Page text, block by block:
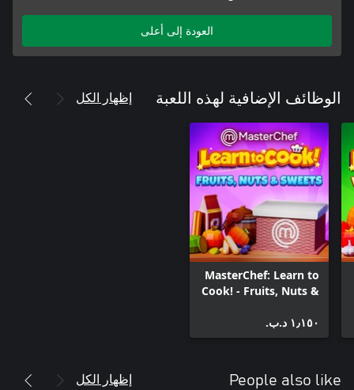
العودة إلى أعلى
الوظائف الإضافية لهذه اللعبة إظهار الكل
MasterChef: Learn to
Cook! - Fruits, Nuts &
١٫١٥٠ د.ب.‏
People also like إظهار الكل